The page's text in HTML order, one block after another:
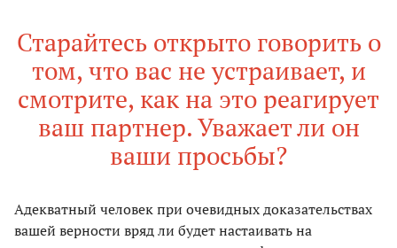
Старайтесь открыто говорить о
том, что вас не устраивает, и
смотрите, как на это реагирует
ваш партнер. Уважает ли он
ваши просьбы?
Адекватный человек при очевидных доказательствах
вашей верности вряд ли будет настаивать на